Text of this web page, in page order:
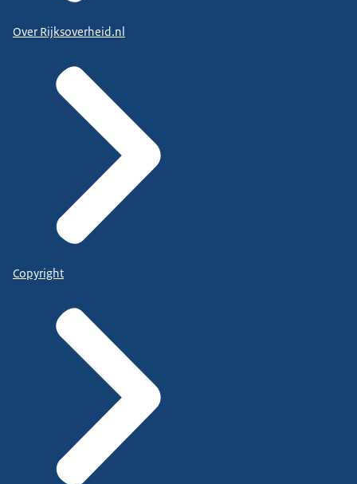
Over Rijksoverheid.nl
Copyright